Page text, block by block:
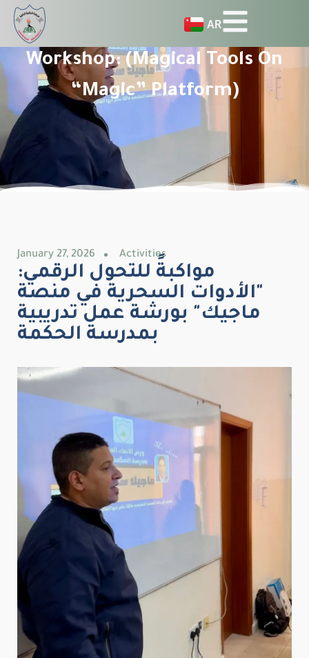
AR
Workshop: (Magical Tools On
“Magic” Platform)
January 27, 2026 Activities
مواكبةً للتحول الرقمي:
"الأدوات السحرية في منصة
ماجيك" بورشة عمل تدريبية
بمدرسة الحكمة